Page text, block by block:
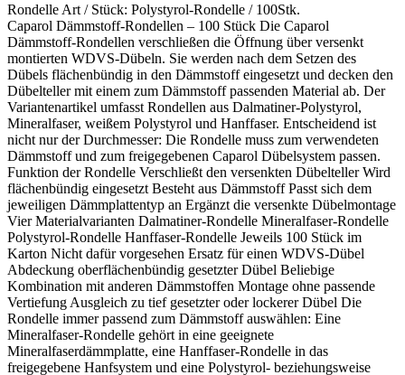
Während der Verarbeitung und Trocknung müssen
Untergrund- und Umgebungstemperatur zwischen +5 °C und
+30 °C liegen. Paletten, Dämmplatten und angebrochene
Bunde vor Feuchtigkeit, Verschmutzung, mechanischer
Beschädigung und anderen schädigenden Einflüssen
schützen.
Häufige Fragen
Welche Seite wird verklebt?
Die weiß beschichtete Seite mit den
beschichtungsfreien Streifen ist die Klebeseite und
zeigt zum Untergrund.
Müssen die Platten immer gedübelt werden?
Ja. Eine zusätzliche Verdübelung ist unabhängig vom
Untergrund immer erforderlich und ausschließlich im
W-Schema auszuführen.
Produkttyp: Mineralfaser-Fassadendämmplatte
Plattenformat: 120 × 40 cm
Dämmstoffdicken: 6 bis 30 cm
Brandverhalten: Euroklasse A1
Wärmeleitfähigkeit: 0,034 W/(mK)
Rohdichte: ca. 85 kg/m³ ± 15 %
Diffusionswiderstandszahl: ungefähr 1
Querzugfestigkeit: mindestens 7,5 kPa
Druckspannung bei 10 % Stauchung: mindestens 15 kPa
Schmelzpunkt: über 1.000 °C
Während der Verarbeitung und Trocknung müssen Untergrund- und
Umgebungstemperatur zwischen +5 °C und +30 °C liegen. Paletten,
Dämmplatten und angebrochene Bunde vor Feuchtigkeit,
Verschmutzung, mechanischer Beschädigung und anderen
schädigenden Einflüssen schützen.
Häufige Fragen
Rondelle Art / Stück: Polystyrol-Rondelle / 100Stk.
Caparol Dämmstoff-Rondellen – 100 Stück Die Caparol
Dämmstoff-Rondellen verschließen die Öffnung über versenkt
montierten WDVS-Dübeln. Sie werden nach dem Setzen des
Dübels flächenbündig in den Dämmstoff eingesetzt und decken den
Dübelteller mit einem zum Dämmstoff passenden Material ab. Der
Variantenartikel umfasst Rondellen aus Dalmatiner-Polystyrol,
Mineralfaser, weißem Polystyrol und Hanffaser. Entscheidend ist
nicht nur der Durchmesser: Die Rondelle muss zum verwendeten
Dämmstoff und zum freigegebenen Caparol Dübelsystem passen.
Funktion der Rondelle Verschließt den versenkten Dübelteller Wird
flächenbündig eingesetzt Besteht aus Dämmstoff Passt sich dem
jeweiligen Dämmplattentyp an Ergänzt die versenkte Dübelmontage
Vier Materialvarianten Dalmatiner-Rondelle Mineralfaser-Rondelle
Polystyrol-Rondelle Hanffaser-Rondelle Jeweils 100 Stück im
Karton Nicht dafür vorgesehen Ersatz für einen WDVS-Dübel
Abdeckung oberflächenbündig gesetzter Dübel Beliebige
Kombination mit anderen Dämmstoffen Montage ohne passende
Vertiefung Ausgleich zu tief gesetzter oder lockerer Dübel Die
Rondelle immer passend zum Dämmstoff auswählen: Eine
Mineralfaser-Rondelle gehört in eine geeignete
Mineralfaserdämmplatte, eine Hanffaser-Rondelle in das
freigegebene Hanfsystem und eine Polystyrol- beziehungsweise